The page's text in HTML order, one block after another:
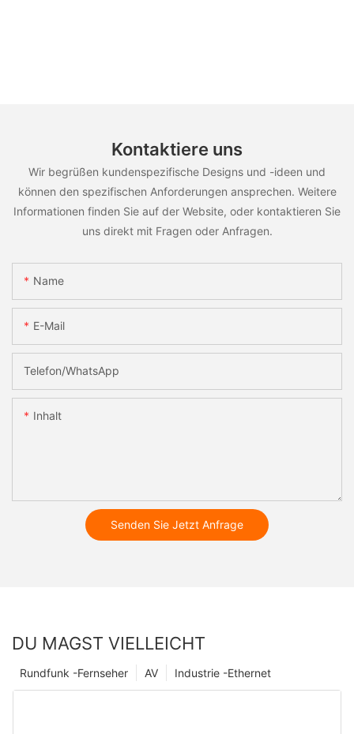
Kontaktiere uns
Wir begrüßen kundenspezifische Designs und -ideen und
können den spezifischen Anforderungen ansprechen. Weitere
Informationen finden Sie auf der Website, oder kontaktieren Sie
uns direkt mit Fragen oder Anfragen.
Name
E-Mail
Telefon/WhatsApp
Inhalt
Senden Sie Jetzt Anfrage
DU MAGST VIELLEICHT
Industrie -Ethernet
AV
Rundfunk -Fernseher